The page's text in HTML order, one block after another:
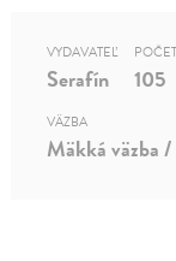
VYDAVATEĽ
Serafín 105
VÄZBA
Mäkká väzba